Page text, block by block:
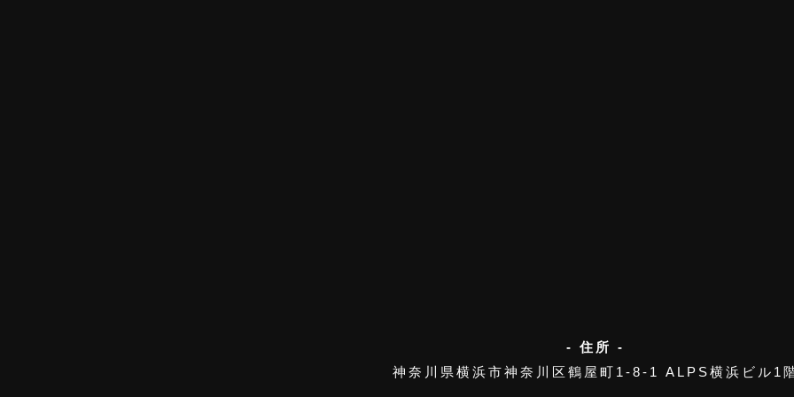
- 住所 -
神奈川県横浜市神奈川区鶴屋町1-8-1 ALPS横浜ビル1